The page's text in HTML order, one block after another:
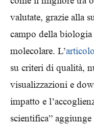
valutate, grazie alla
campo della biologia
molecolare. L’articolo
su criteri di qualità,
visualizzazioni e
impatto e
scientifica”